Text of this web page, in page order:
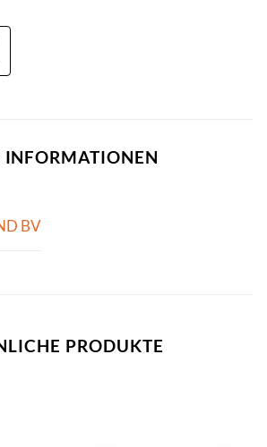
INFORMATIONEN
BV
PRODUKTE